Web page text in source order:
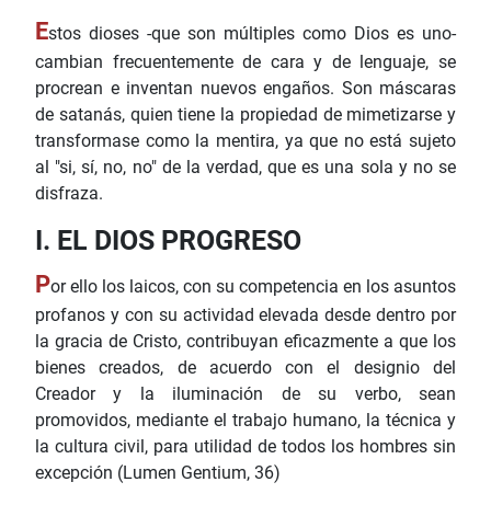
Estos dioses -que son múltiples como Dios es uno-
cambian frecuentemente de cara y de lenguaje, se
procrean e inventan nuevos engaños. Son máscaras
de satanás, quien tiene la propiedad de mimetizarse y
transformase como la mentira, ya que no está sujeto
al "si, sí, no, no" de la verdad, que es una sola y no se
disfraza.
I. EL DIOS PROGRESO
Por ello los laicos, con su competencia en los asuntos
profanos y con su actividad elevada desde dentro por
la gracia de Cristo, contribuyan eficazmente a que los
bienes creados, de acuerdo con el designio del
Creador y la iluminación de su verbo, sean
promovidos, mediante el trabajo humano, la técnica y
la cultura civil, para utilidad de todos los hombres sin
excepción (Lumen Gentium, 36)